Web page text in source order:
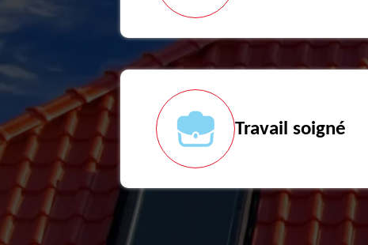
Travail soigné